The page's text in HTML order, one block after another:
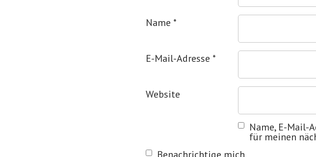
Name *
E-Mail-Adresse *
Website
Name, E-Mail-
für meinen